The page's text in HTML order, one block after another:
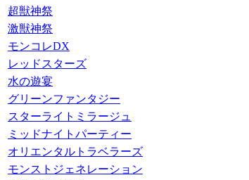
超獣神祭
激獣神祭
モンコレDX
レッドスターズ
水の遊宴
グリーンファンタジー
スターライトミラージュ
ミッドナイトパーティー
オリエンタルトラベラーズ
モンストジェネレーション